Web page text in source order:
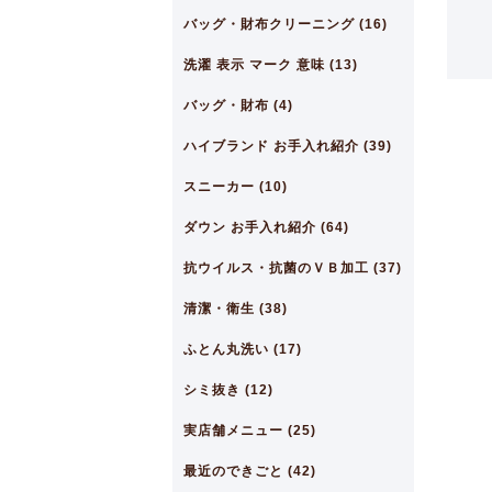
バッグ・財布クリーニング (16)
洗濯 表示 マーク 意味 (13)
バッグ・財布 (4)
ハイブランド お手入れ紹介 (39)
スニーカー (10)
ダウン お手入れ紹介 (64)
抗ウイルス・抗菌のＶＢ加工 (37)
清潔・衛生 (38)
ふとん丸洗い (17)
シミ抜き (12)
実店舗メニュー (25)
最近のできごと (42)